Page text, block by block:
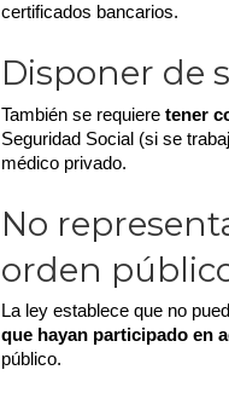
certificados bancarios.
Disponer de
También se requiere tener
Seguridad Social (si se
médico privado.
No
orden
La ley establece que no
que hayan participado en
público.